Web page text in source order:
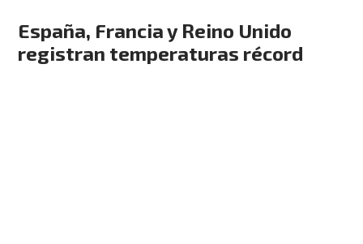
España, Francia y Reino Unido
registran temperaturas récord